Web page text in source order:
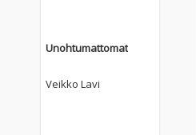
Unohtumattomat
Veikko Lavi